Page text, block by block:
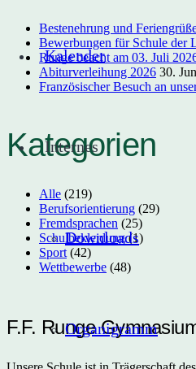
Kalender
Internes
Downloads
Organigramm
Bestenehrung und
Bewerbungen für Schule der
Runge beacht am 03. Juli
Abiturverleihung 2026 30.
Französischer Besuch an
Kategorien
Alle (219)
Berufsorientierung (29)
Fremdsprachen (25)
Schulbekleidung(1)
Sport (42)
Wettbewerbe (48)
F.F. Runge